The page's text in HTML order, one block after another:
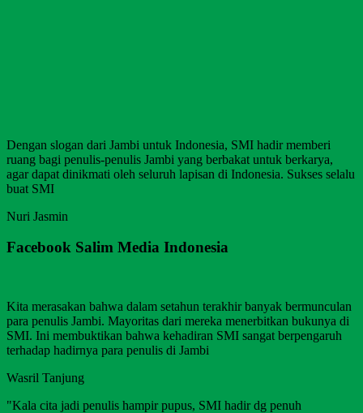
Dengan slogan dari Jambi untuk Indonesia, SMI hadir memberi
ruang bagi penulis-penulis Jambi yang berbakat untuk berkarya,
agar dapat dinikmati oleh seluruh lapisan di Indonesia. Sukses selalu
buat SMI
Nuri Jasmin
Facebook Salim Media Indonesia
Kita merasakan bahwa dalam setahun terakhir banyak bermunculan
para penulis Jambi. Mayoritas dari mereka menerbitkan bukunya di
SMI. Ini membuktikan bahwa kehadiran SMI sangat berpengaruh
terhadap hadirnya para penulis di Jambi
Wasril Tanjung
"Kala cita jadi penulis hampir pupus, SMI hadir dg penuh